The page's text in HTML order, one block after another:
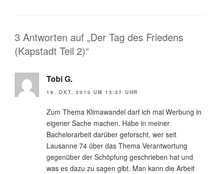
3 Antworten auf „Der Tag des Friedens
(Kapstadt Teil 2)“
Tobi G.
19. OKT. 2010 UM 15:27 UHR
Zum Thema Klimawandel darf ich mal Werbung in
eigener Sache machen. Habe in meiner
Bachelorarbeit darüber geforscht, wer seit
Lausanne 74 über das Thema Verantwortung
gegenüber der Schöpfung geschrieben hat und
was es dazu zu sagen gibt. Man kann die Arbeit